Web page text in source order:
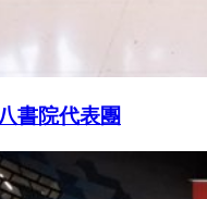
書院代表團